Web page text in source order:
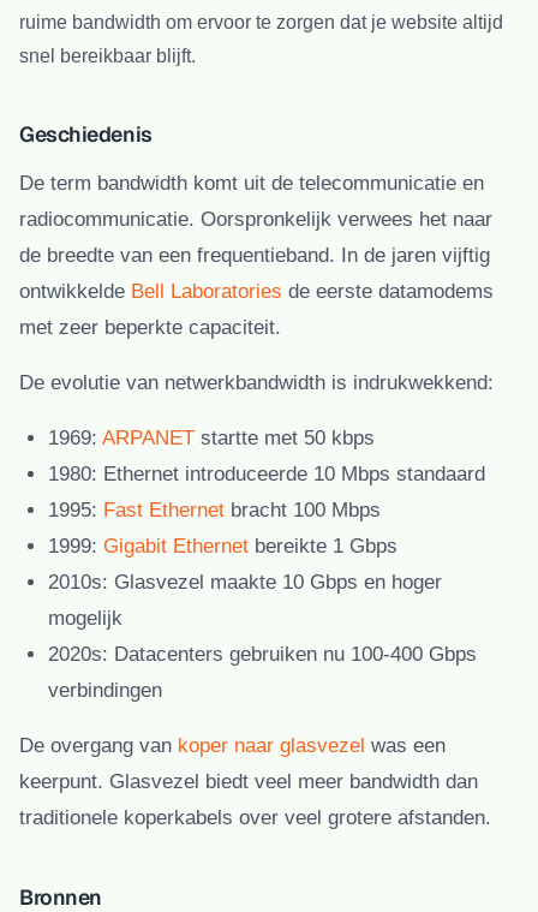
ruime bandwidth om ervoor te zorgen dat je website altijd
snel bereikbaar blijft.
Geschiedenis
De term bandwidth komt uit de telecommunicatie en
radiocommunicatie. Oorspronkelijk verwees het naar
de breedte van een frequentieband. In de jaren vijftig
ontwikkelde Bell Laboratories de eerste datamodems
met zeer beperkte capaciteit.
De evolutie van netwerkbandwidth is indrukwekkend:
1969: ARPANET startte met 50 kbps
1980: Ethernet introduceerde 10 Mbps standaard
1995: Fast Ethernet bracht 100 Mbps
1999: Gigabit Ethernet bereikte 1 Gbps
2010s: Glasvezel maakte 10 Gbps en hoger
mogelijk
2020s: Datacenters gebruiken nu 100-400 Gbps
verbindingen
De overgang van koper naar glasvezel was een
keerpunt. Glasvezel biedt veel meer bandwidth dan
traditionele koperkabels over veel grotere afstanden.
Bronnen